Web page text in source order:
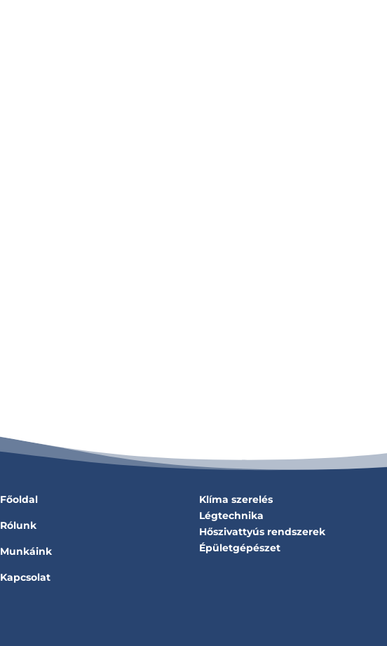
Főoldal
Rólunk
Munkáink
Kapcsolat
Klíma szerelés
Légtechnika
Hőszivattyús rendszerek
Épületgépészet